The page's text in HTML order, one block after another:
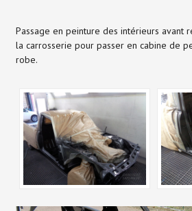
Passage en peinture des intérieurs avant
la carrosserie pour passer en cabine de
robe.